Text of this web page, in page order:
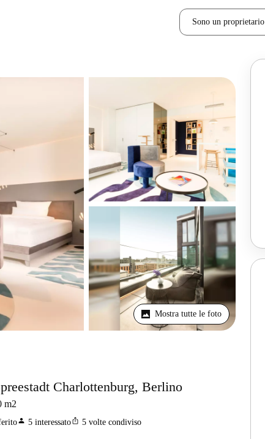
Sono un proprietario
Mostra tutte le foto
Charlottenburg, Berlino
m2
person 5 interessatoios_share 5 volte condiviso